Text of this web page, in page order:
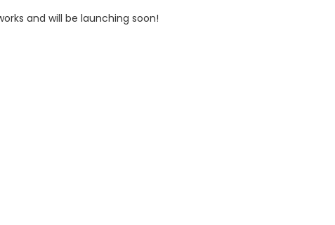
and will be launching soon!